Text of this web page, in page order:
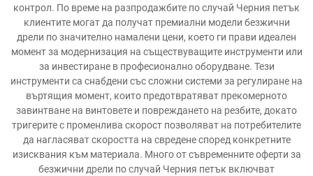
контрол. По време на разпродажбите по случай Черния петък
клиентите могат да получат премиални модели безжични
дрели по значително намалени цени, което ги прави идеален
момент за модернизация на съществуващите инструменти или
за инвестиране в професионално оборудване. Тези
инструменти са снабдени със сложни системи за регулиране на
въртящия момент, които предотвратяват прекомерното
завинтване на винтовете и повреждането на резбите, докато
тригерите с променлива скорост позволяват на потребителите
да нагласяват скоростта на свредене според конкретните
изисквания към материала. Много от съвременните оферти за
безжични дрели по случай Черния петък включват